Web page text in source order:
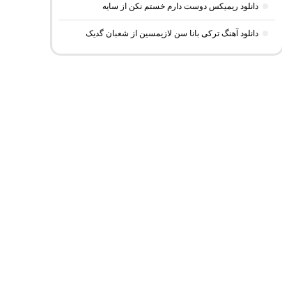
دانلود ریمیکس دوست دارم خستم نکن از سایه
دانلود آهنگ ترکی بانا سن لازیمسین از شعبان گدیک